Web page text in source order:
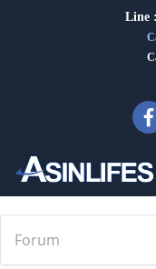
Line
Forum